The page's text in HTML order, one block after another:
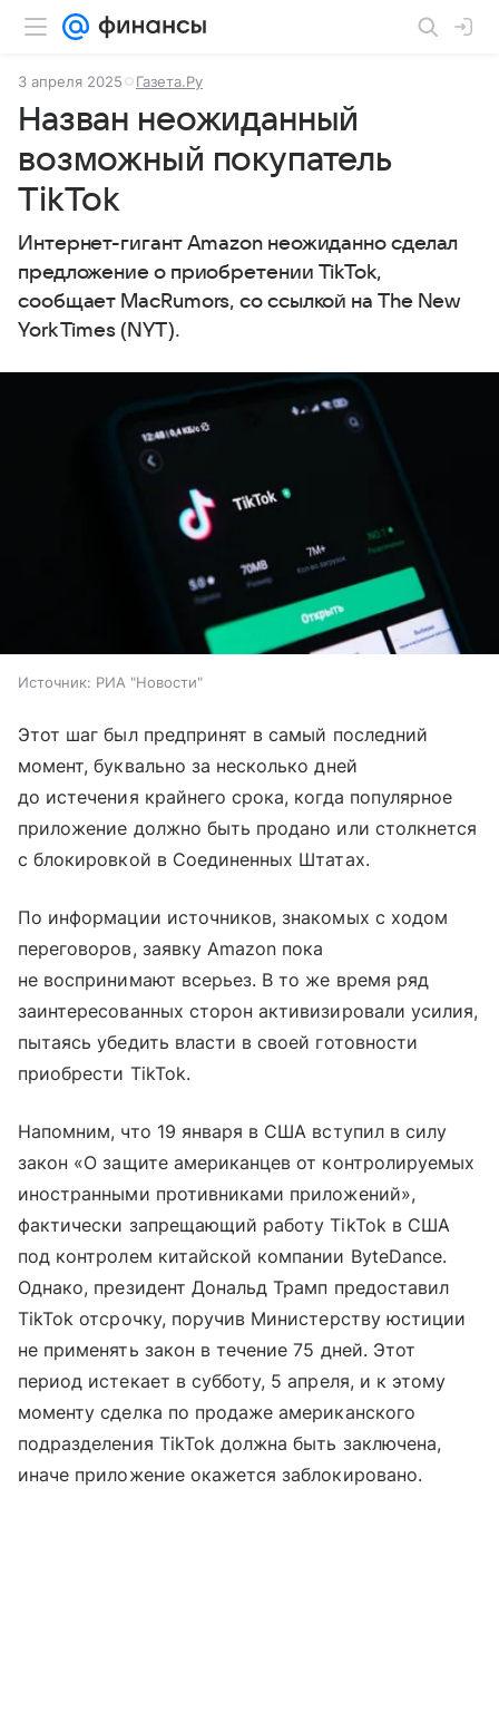
3 апреля 2025 Газета.Ру
Назван неожиданный
возможный покупатель
TikTok
Интернет-гигант Amazon неожиданно сделал
предложение о приобретении TikTok,
сообщает MacRumors, со ссылкой на The New
York Times (NYT).
Источник: РИА "Новости"
Этот шаг был предпринят в самый последний
момент, буквально за несколько дней
до истечения крайнего срока, когда популярное
приложение должно быть продано или столкнется
с блокировкой в Соединенных Штатах.
По информации источников, знакомых с ходом
переговоров, заявку Amazon пока
не воспринимают всерьез. В то же время ряд
заинтересованных сторон активизировали усилия,
пытаясь убедить власти в своей готовности
приобрести TikTok.
Напомним, что 19 января в США вступил в силу
закон «О защите американцев от контролируемых
иностранными противниками приложений»,
фактически запрещающий работу TikTok в США
под контролем китайской компании ByteDance.
Однако, президент Дональд Трамп предоставил
TikTok отсрочку, поручив Министерству юстиции
не применять закон в течение 75 дней. Этот
период истекает в субботу, 5 апреля, и к этому
моменту сделка по продаже американского
подразделения TikTok должна быть заключена,
иначе приложение окажется заблокировано.